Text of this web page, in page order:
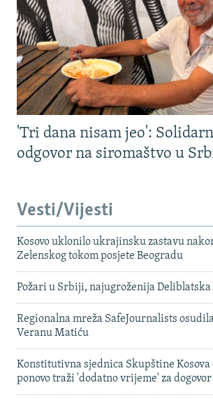
'Tri dana nisam jeo':
odgovor na siromaštvo u
Vesti/Vijesti
Kosovo uklonilo ukrajinsku zastavu
Zelenskog tokom posjete Beogradu
Požari u Srbiji, najugroženija Deliblatska
Regionalna mreža SafeJournalists
Veranu Matiću
Konstitutivna sjednica Skupštine
ponovo traži 'dodatno vrijeme' za dogovor